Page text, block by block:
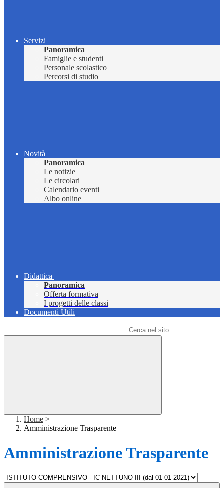
Servizi
Panoramica
Famiglie e studenti
Personale scolastico
Percorsi di studio
Novità
Panoramica
Le notizie
Le circolari
Calendario eventi
Albo online
Didattica
Panoramica
Offerta formativa
I progetti delle classi
Documenti Utili
Home >
Amministrazione Trasparente
Amministrazione Trasparente